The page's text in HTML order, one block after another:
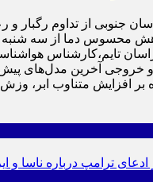
جنوبی از تداوم رگبار و
محسوس دما از سه شنبه
تایم،کارشناس
و خروجی آخرین مدل‌های پیش
بر افزایش متناوب ابر،